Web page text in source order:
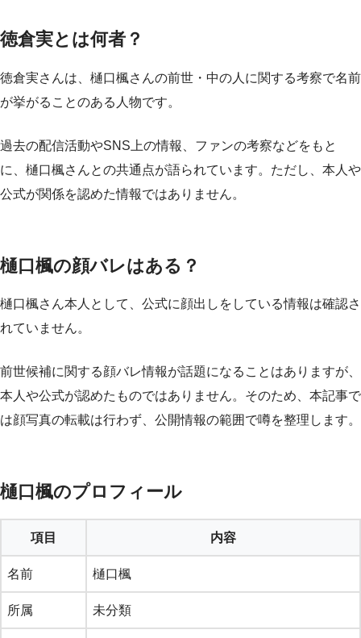
徳倉実とは何者？
徳倉実さんは、樋口楓さんの前世・中の人に関する考察で名前
が挙がることのある人物です。
過去の配信活動やSNS上の情報、ファンの考察などをもと
に、樋口楓さんとの共通点が語られています。ただし、本人や
公式が関係を認めた情報ではありません。
樋口楓の顔バレはある？
樋口楓さん本人として、公式に顔出しをしている情報は確認さ
れていません。
前世候補に関する顔バレ情報が話題になることはありますが、
本人や公式が認めたものではありません。そのため、本記事で
は顔写真の転載は行わず、公開情報の範囲で噂を整理します。
樋口楓のプロフィール
項目 内容
名前 樋口楓
所属 未分類